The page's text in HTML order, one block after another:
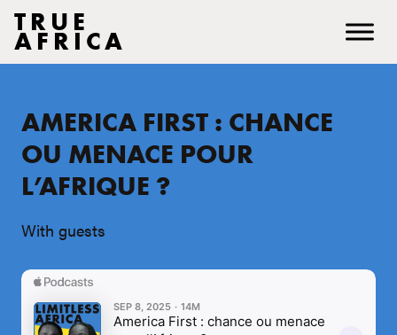
TRUE
AFRICA
AMERICA FIRST : CHANCE
OU MENACE POUR
L’AFRIQUE ?
With guests